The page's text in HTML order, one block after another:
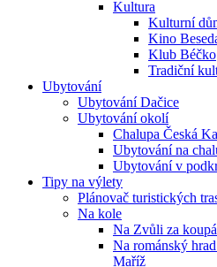
Kultura
Kulturní
Kino
Klub Béčko
Tradiční
Ubytování
Ubytování Dačice
Ubytování okolí
Chalupa Česká
Ubytování na
Ubytování v
Tipy na výlety
Plánovač turistických
Na kole
Na Zvůli za
Na románský
Maříž